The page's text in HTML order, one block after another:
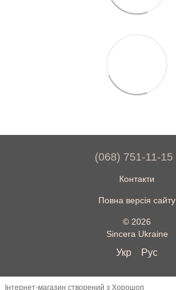
(068) 751-11-15
Контакти
Повна версія сайту
© 2026
Sincera Ukraine
Укр Рус
Інтернет-магазин створений з Хорошоп